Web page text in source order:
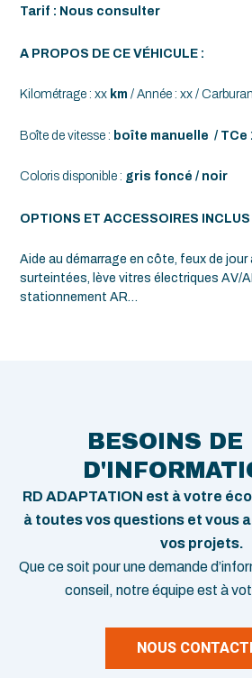
Tarif : Nous consulter
A PROPOS DE CE VÉHICULE :
Kilométrage : xx km / Année : xx /
Boîte de vitesse : boîte manuelle / TCe
Coloris disponible : gris foncé / noir
OPTIONS ET ACCESSOIRES INCLUS
Aide au démarrage en côte, feux de jour
surteintées, lève vitres électriques AV/
stationnement AR…
BESOINS DE
RD ADAPTATION est à votre
à toutes vos questions et vous
vos projets.
Que ce soit pour une demande
conseil, notre équipe est à
NOUS